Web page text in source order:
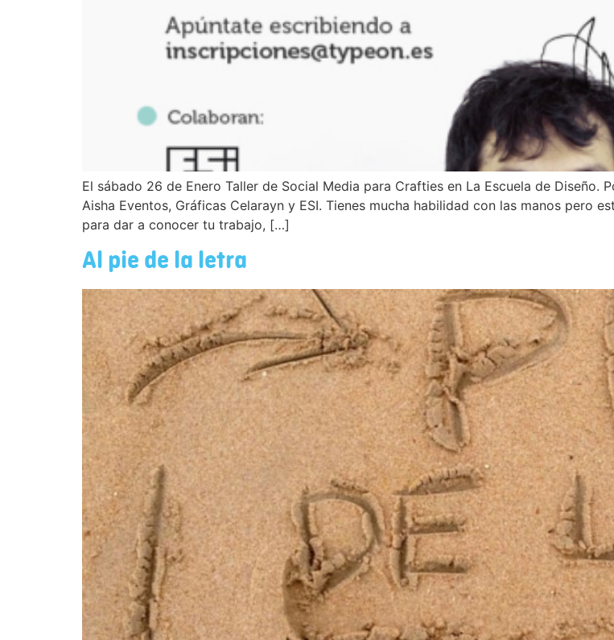
El sábado 26 de Enero Taller de Social Media para Crafties en La Escuela de Diseño.
Aisha Eventos, Gráficas Celarayn y ESI. Tienes mucha habilidad con las manos pero
para dar a conocer tu trabajo, […]
Al pie de la letra